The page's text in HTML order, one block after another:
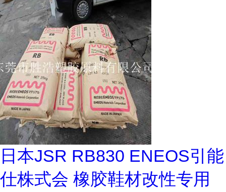
日本JSR RB830 ENEOS引能
仕株式会 橡胶鞋材改性专用